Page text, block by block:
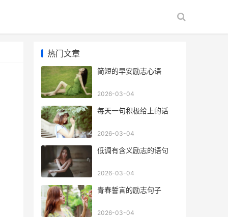
热门文章
​简短的早安励志心语
2026-03-04
​每天一句积极给上的话
2026-03-04
​低调有含义励志的语句
2026-03-04
​青春誓言的励志句子
2026-03-04